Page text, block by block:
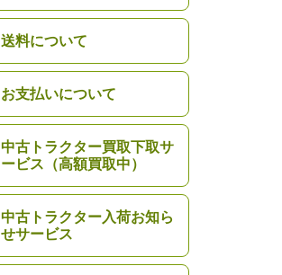
送料について
お支払いについて
中古トラクター買取下取サ
ービス（高額買取中）
中古トラクター入荷お知ら
せサービス